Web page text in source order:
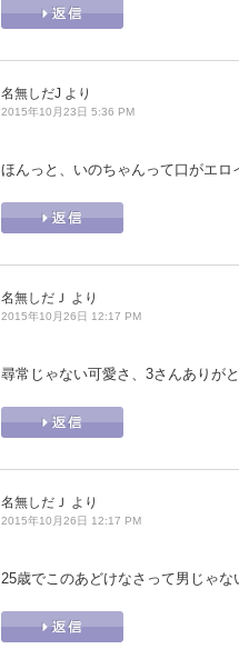
名無しだJ より
2015年10月23日 5:36 PM
ほんっと、いのちゃんって口がエロ
名無しだＪ より
2015年10月26日 12:17 PM
尋常じゃない可愛さ、3さんありがと
名無しだＪ より
2015年10月26日 12:17 PM
25歳でこのあどけなさって男じゃな